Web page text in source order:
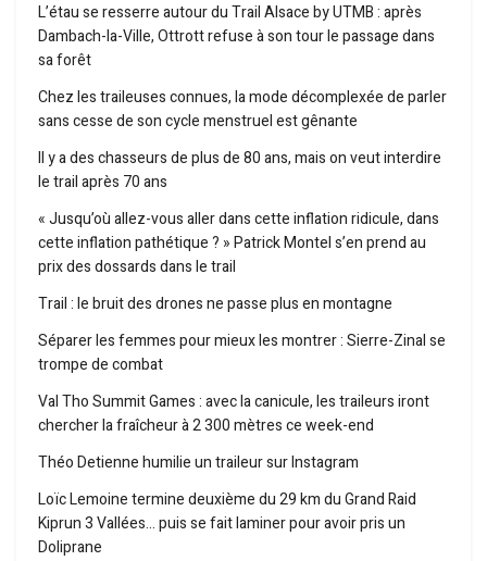
L’étau se resserre autour du Trail Alsace by UTMB : après
Dambach-la-Ville, Ottrott refuse à son tour le passage dans
sa forêt
Chez les traileuses connues, la mode décomplexée de parler
sans cesse de son cycle menstruel est gênante
Il y a des chasseurs de plus de 80 ans, mais on veut interdire
le trail après 70 ans
« Jusqu’où allez-vous aller dans cette inflation ridicule, dans
cette inflation pathétique ? » Patrick Montel s’en prend au
prix des dossards dans le trail
Trail : le bruit des drones ne passe plus en montagne
Séparer les femmes pour mieux les montrer : Sierre-Zinal se
trompe de combat
Val Tho Summit Games : avec la canicule, les traileurs iront
chercher la fraîcheur à 2 300 mètres ce week-end
Théo Detienne humilie un traileur sur Instagram
Loïc Lemoine termine deuxième du 29 km du Grand Raid
Kiprun 3 Vallées… puis se fait laminer pour avoir pris un
Doliprane